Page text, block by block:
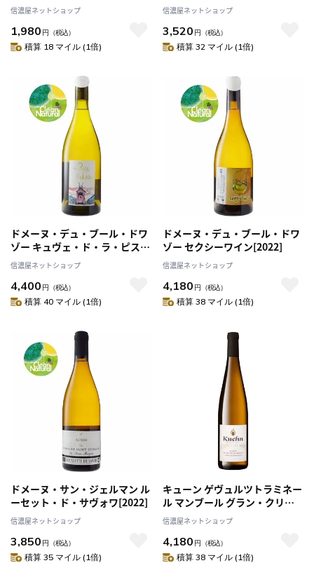
信濃屋ネットショップ
1,980 円 （税込）
積算 18 マイル (1倍)
信濃屋ネットショップ
3,520 円 （税込）
積算 32 マイル (1倍)
ドメーヌ・デュ・ブール・ドワ
ゾー キュヴェ・ド・ラ・ピス・
ダーヌ[2021]
信濃屋ネットショップ
4,400 円 （税込）
積算 40 マイル (1倍)
ドメーヌ・デュ・ブール・ドワ
ゾー セクシーワイン[2022]
信濃屋ネットショップ
4,180 円 （税込）
積算 38 マイル (1倍)
ドメーヌ・サン・ジェルマン ル
ーセット・ド・サヴォワ[2022]
信濃屋ネットショップ
3,850 円 （税込）
積算 35 マイル (1倍)
キューン ゲヴュルツトラミネー
ル マンブール グラン・クリュ
[2019]
信濃屋ネットショップ
4,180 円 （税込）
積算 38 マイル (1倍)